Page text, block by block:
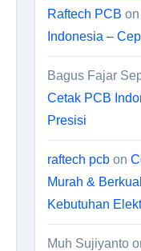
Raftech PCB on
Indonesia –
Bagus Fajar
Cetak PCB
Presisi
raftech pcb on
Murah &
Kebutuhan
Muh Sujiyanto